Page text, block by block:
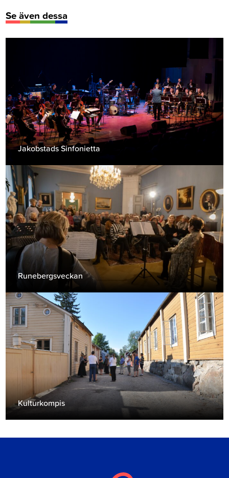
Se även dessa
Jakobstads Sinfonietta
Runebergsveckan
Kulturkompis